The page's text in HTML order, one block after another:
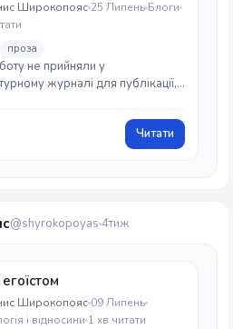
Широкопояс 25 Липень Блоги
проза
не прийняли у
журналі для публікації,
даром, та не збирала на
Читати
@shyrokopoyas 4тиж
Широкопояс 09 Липень
і відносини 1 хв читати